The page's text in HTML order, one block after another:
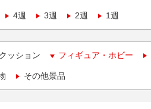
4週 3週 2週 1週
ッション フィギュア・ホビー
その他景品